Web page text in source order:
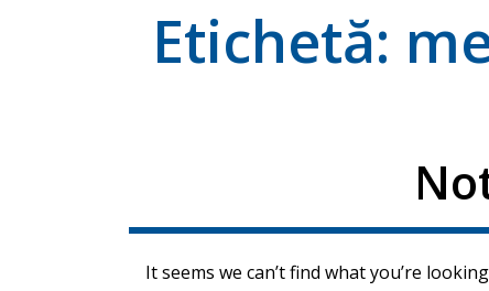
Etichetă:
It seems we can’t find what you’re